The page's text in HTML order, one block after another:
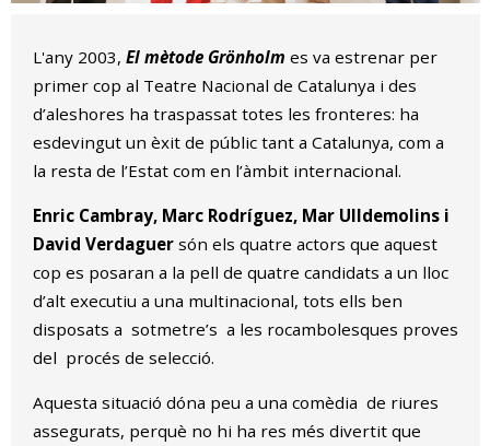
L'any 2003, El mètode Grönholm es va estrenar per
primer cop al Teatre Nacional de Catalunya i des
d’aleshores ha traspassat totes les fronteres: ha
esdevingut un èxit de públic tant a Catalunya, com a
la resta de l’Estat com en l’àmbit internacional.
Enric Cambray, Marc Rodríguez, Mar Ulldemolins i
David Verdaguersón els quatre actors que aquest
cop es posaran a la pell de quatre candidats a un lloc
d’alt executiu a una multinacional, tots ells ben
disposats a sotmetre’s a les rocambolesques proves
del procés de selecció.
Aquesta situació dóna peu a una comèdia de riures
assegurats, perquè no hi ha res més divertit que